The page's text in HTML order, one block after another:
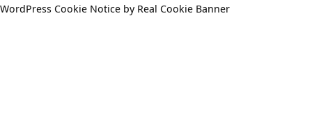
WordPress Cookie Notice by Real Cookie Banner